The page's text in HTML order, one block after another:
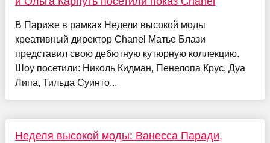
В Париже в рамках Недели высокой моды
креативный директор Chanel Матье Блази
представил свою дебютную кутюрную коллекцию.
Шоу посетили: Николь Кидман, Пенелопа Крус, Дуа
Липа, Тильда Суинто...
Неделя высокой моды: Ванесса Паради,